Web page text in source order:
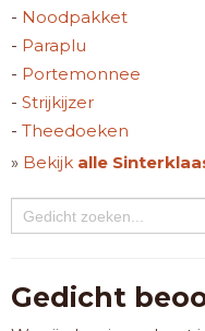
- Noodpakket
- Paraplu
- Portemonnee
- Strijkijzer
- Theedoeken
» Bekijk alle
Gedicht